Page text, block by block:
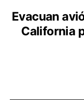
Evacuan
California